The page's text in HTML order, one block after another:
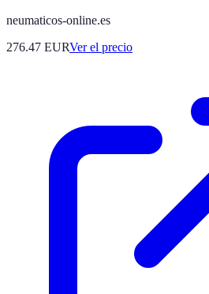
neumaticos-online.es
276.47 EURVer el precio